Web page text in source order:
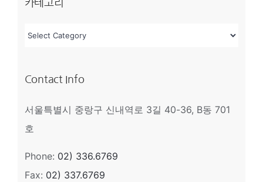
카테고리
카
Contact Info
서울특별시 중랑구 신내역로 3길 40-36, B동 701
호
Phone: 02) 336.6769
Fax: 02) 337.6769